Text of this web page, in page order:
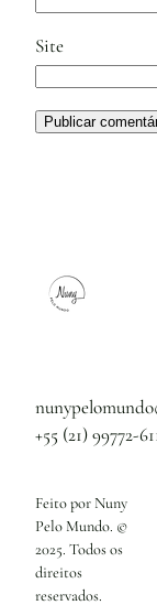
Site
+55 (21) 99772-
Feito por Nuny
Pelo Mundo. ©
2025. Todos os
direitos
reservados.